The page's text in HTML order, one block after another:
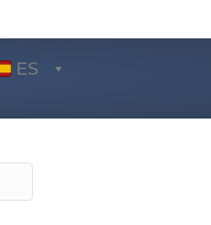
ES